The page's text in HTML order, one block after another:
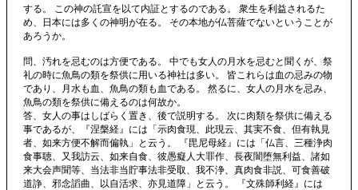
する。 この神の託宣を以て内証とするのである。 衆生を利益されるた
め、日本には多くの神明が在る。 その本地が仏菩薩でないということが
あろうか。
問、汚れを忌むのは方便である。 中でも女人の月水を忌むと聞くが、祭
礼の時に魚鳥の類を祭供に用いる神社は多い。 皆これらは血の忌みの物
であり、月水も血、魚鳥の類も血である。 然るに、女人の月水を忌み、
魚鳥の類を祭供に備えるのは何故か。
答、女人の事はしばらく置き、後で説明する。 次に肉類を祭供に備える
事であるが、『涅槃経』には「示肉食現、此現云、其実不食、但有執見
者、如来方便不解而偏執」と云う。 『毘尼母経』には「仏言、三種浄肉
食事聴、又我訪云、如来自食、彼愚癡人大罪作、長夜闇堕無利益、諸如
来大会声聞等、当法非当貯事法非受取、我不浄、真肉食非説、可食善破
道諍、邪念謟曲、以自活求、亦見道障」と云う。 『文殊師利経』には